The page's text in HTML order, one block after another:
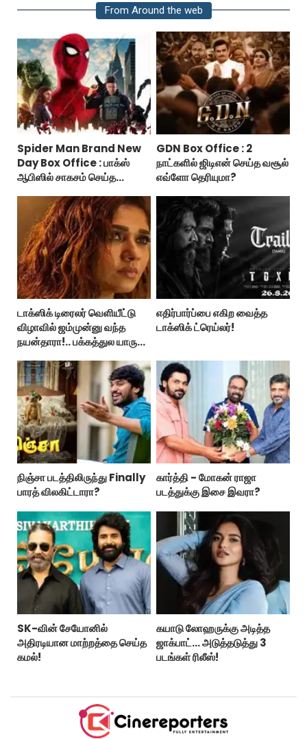
From Around the web
Spider Man Brand New
Day Box Office : பாக்ஸ்
ஆபிஸில் சாகசம் செய்த
GDN Box Office : 2
நாட்களில் ஜிடிஎன் செய்த வசூல்
எவ்ளோ தெரியுமா?
டாக்ஸிக் டிரைலர் வெளியீட்டு
விழாவில் ஜம்முன்னு வந்த
நயன்தாரா!.. பக்கத்துல யாரு
எதிர்பார்ப்பை எகிற வைத்த
டாக்ஸிக் ட்ரெய்லர்!
நிஞ்சா படத்திலிருந்து Finally
பாரத் விலகிட்டாரா?
கார்த்தி - மோகன் ராஜா
படத்துக்கு இசை இவரா?
SK-வின் சேயோனில்
அதிரடியான மாற்றத்தை செய்த
கமல்!
கயாடு லோஹருக்கு அடித்த
ஜாக்பாட்... அடுத்தடுத்து 3
படங்கள் ரிலீஸ்!